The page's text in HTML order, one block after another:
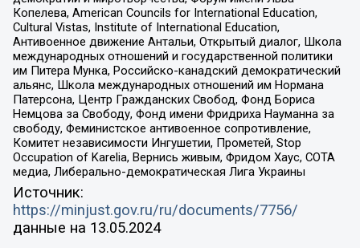
Копелева, American Councils for International Education,
Cultural Vistas, Institute of International Education,
Антивоенное движение Антальи, Открытый диалог, Школа
международных отношений и государственной политики
им Питера Мунка, Российско-канадский демократический
альянс, Школа международных отношений им Нормана
Патерсона, Центр Гражданских Свобод, Фонд Бориса
Немцова за Свободу, Фонд имени Фридриха Науманна за
свободу, Феминистское антивоенное сопротивление,
Комитет независимости Ингушетии, Прометей, Stop
Occupation of Karelia, Вернись живым, Фридом Хаус, СОТА
медиа, Либерально-демократическая Лига Украины
Источник:
https://minjust.gov.ru/ru/documents/7756/
данные на 13.05.2024